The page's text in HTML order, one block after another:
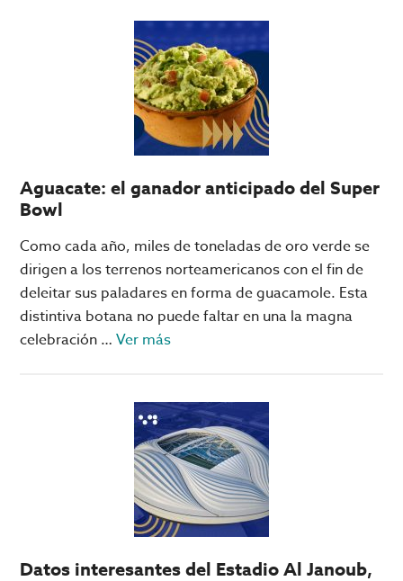
Rayados
vs
juegos
que
se
Clubes
Aguacate: el ganador anticipado del Super
Bowl
Como cada año, miles de toneladas de oro verde se
dirigen a los terrenos norteamericanos con el fin de
deleitar sus paladares en forma de guacamole. Esta
distintiva botana no puede faltar en una la magna
celebración …Ver másacerca
el
ganador
anticipado
del
Super
Bowl
Datos interesantes del Estadio Al Janoub,